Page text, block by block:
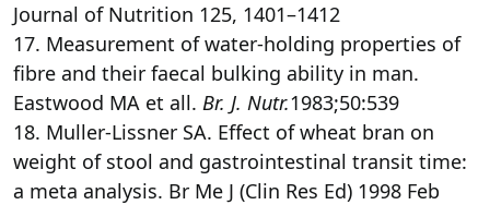
Journal of Nutrition 125, 1401–1412
17. Measurement of water-holding properties of
fibre and their faecal bulking ability in man.
Eastwood MA et all. Br. J. Nutr.1983;50:539
18. Muller-Lissner SA. Effect of wheat bran on
weight of stool and gastrointestinal transit time:
a meta analysis. Br Me J (Clin Res Ed) 1998 Feb